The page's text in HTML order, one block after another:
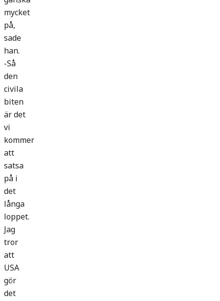
mycket
på,
sade
han.
-Så
den
civila
biten
är det
vi
kommer
att
satsa
på i
det
långa
loppet.
Jag
tror
att
USA
gör
det